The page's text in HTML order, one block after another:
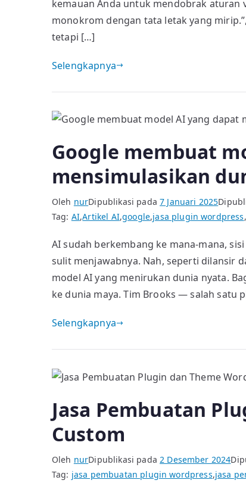
kemauan Anda untuk mendobrak aturan
monokrom dengan tata letak yang
tetapi […]
Selengkapnya
Google membuat
mensimulasikan
Oleh nurDipublikasi pada7 Januari 2025
Tag: AI,Artikel AI,google,jasa plugin wordpress,
AI sudah berkembang ke mana-mana,
sulit menjawabnya. Nah, seperti dilansir
model AI yang menirukan dunia nyata.
ke dunia maya. Tim Brooks — salah satu
Selengkapnya
Jasa Pembuatan
Custom
Oleh nurDipublikasi pada2 Desember 2024
Tag: jasa pembuatan plugin wordpress,jasa